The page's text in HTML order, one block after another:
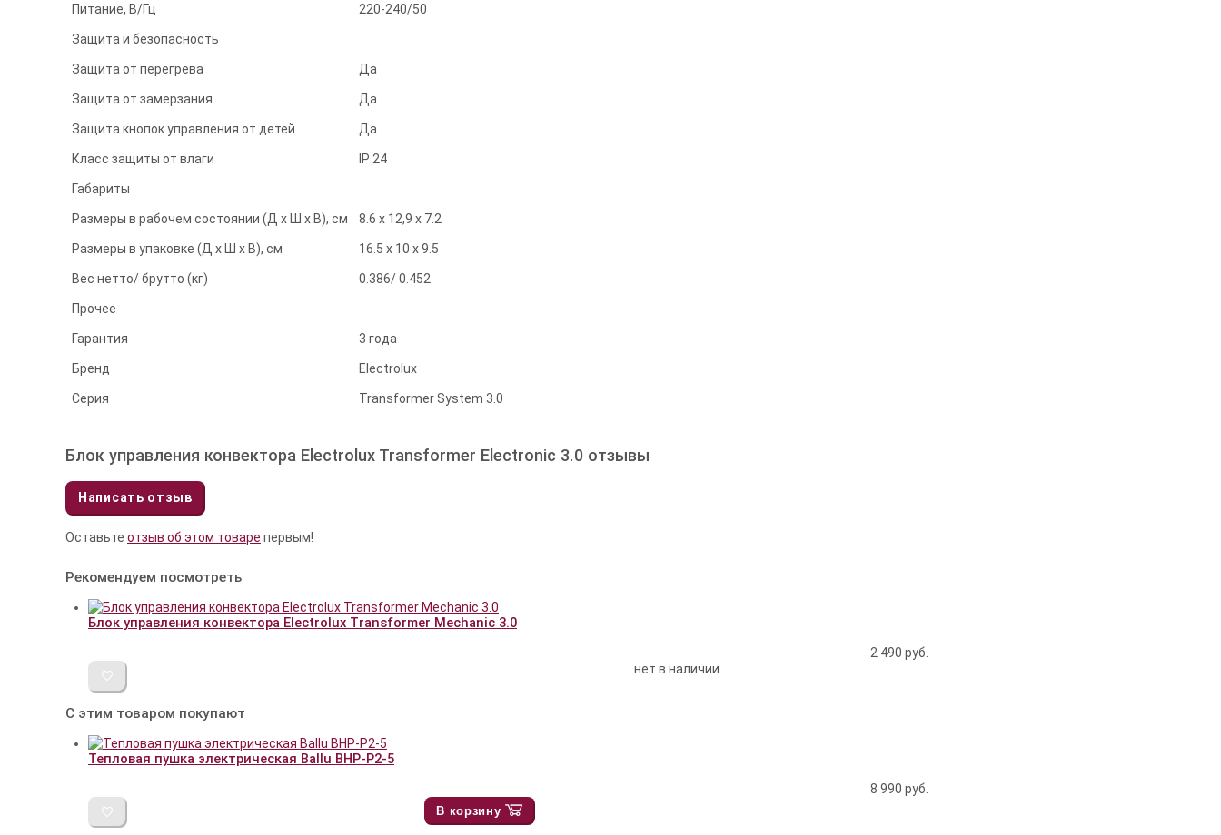
Питание, В/Гц 220-240/50
Защита и безопасность
Защита от перегрева Да
Защита от замерзания Да
Защита кнопок управления от детей Да
Класс защиты от влаги IP 24
Габариты
Размеры в рабочем состоянии (Д х Ш х В), см 8.6 х 12,9 х 7.2
Размеры в упаковке (Д х Ш х В), см 16.5 х 10 х 9.5
Вес нетто/ брутто (кг) 0.386/ 0.452
Прочее
Гарантия 3 года
Бренд Electrolux
Серия Transformer System 3.0
Блок управления конвектора Electrolux Transformer Electronic 3.0 отзывы
Написать отзыв
Оставьте отзыв об этом товаре первым!
Рекомендуем посмотреть
Блок управления конвектора Electrolux Transformer Mechanic 3.0
2 490 руб.
нет в наличии
С этим товаром покупают
Тепловая пушка электрическая Ballu BHP-P2-5
8 990 руб.
В корзину